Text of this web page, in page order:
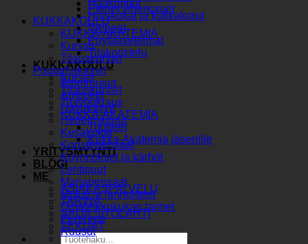
Hääkimput
Hiuskukat ja kukkakorut
Vieheet
Pöytäasetelmat
Tilakoristelu
KUKKAKOULU
Kurssit
Tilauskurssit
Tilavuokraus
KUKKA-AKATEMIA
Tuotteet
Kukka-Akatemia jäsenille
YRITYSMYYNTI
BLOGI
ME
ASIAKASPALVELU
TARINA
SAIJA SITOLAHTI
TEKIJÄT
Etsi:
Pienet viherkasvit
KUKKAKOULU
KUKKA-AKATEMIA
Kurssit
Tilauskurssit
Puutarhakasvit
Alppiruusut
Amppelit
Havukasvit
Hedelmäpuut
Kesäkukat
Koristepensaat
Köynnökset ja kärhöt
Lehtipuut
Marjapensaat
Mullat ja lannoitteet
Omaleikkokukan taimet
Perennat
Ruusut